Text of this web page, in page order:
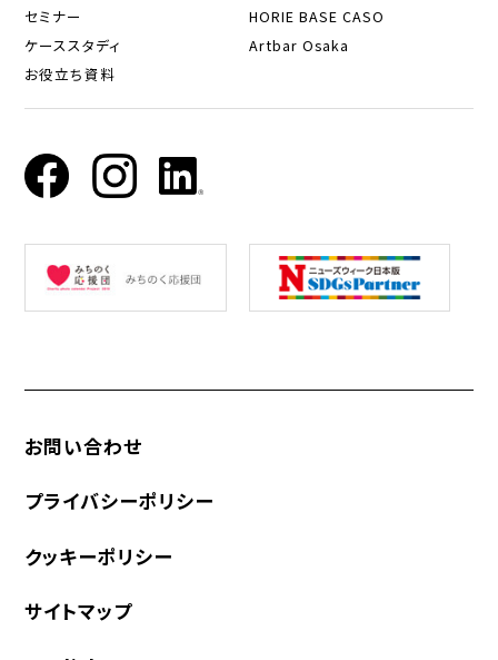
セミナー
ケーススタディ
お役立ち資料
HORIE BASE CASO
Artbar Osaka
お問い合わせ
プライバシーポリシー
クッキーポリシー
サイトマップ